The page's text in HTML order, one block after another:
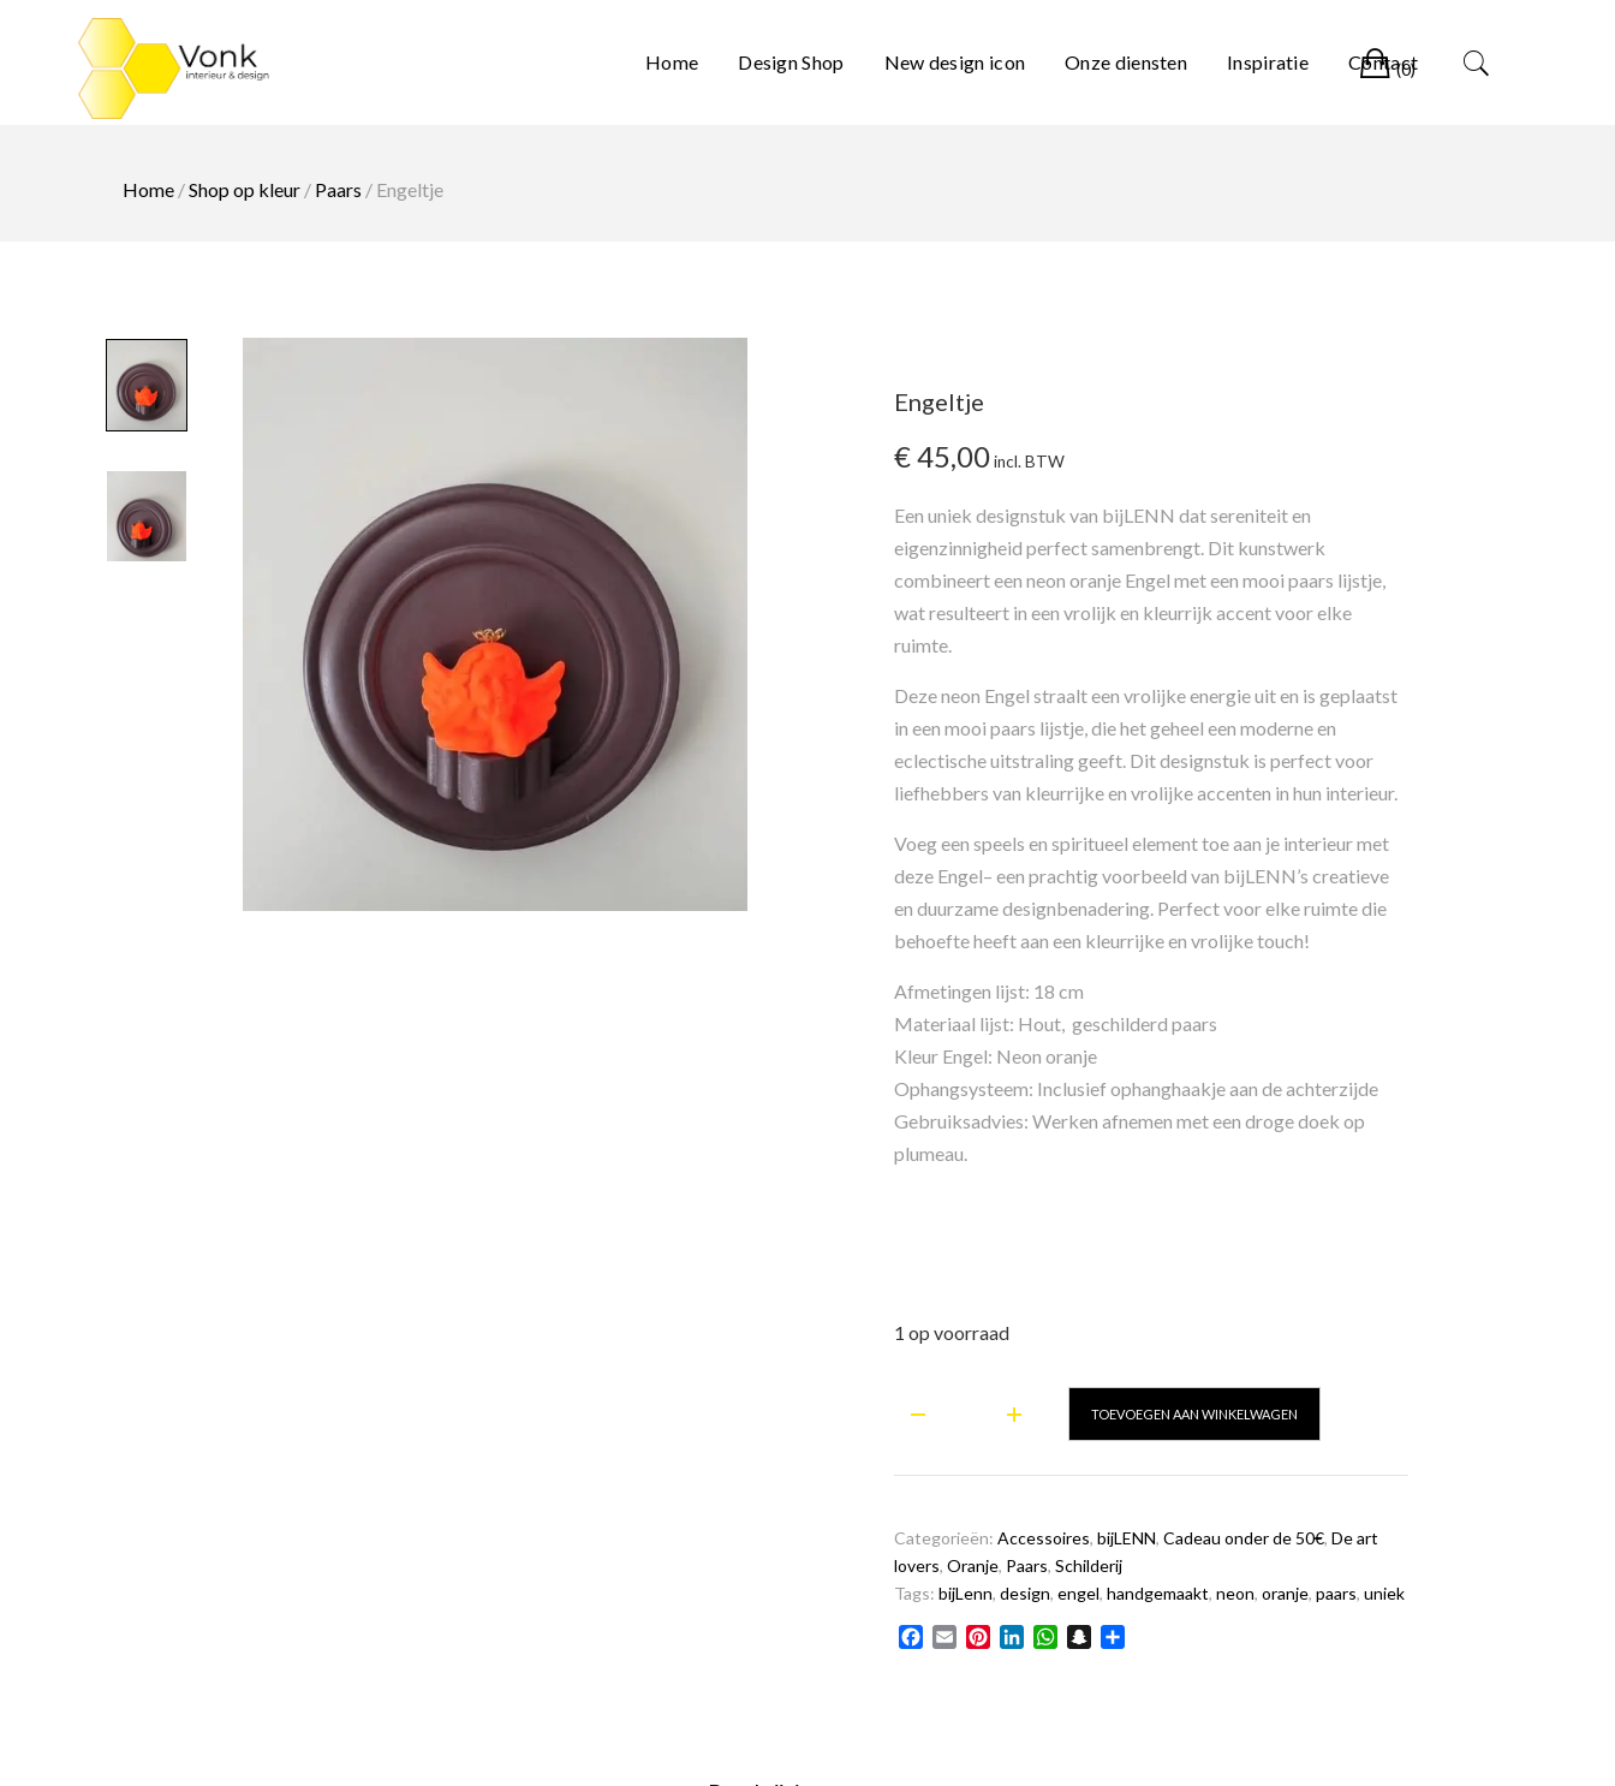
Home Design Shop New design icon Onze diensten Inspiratie ContactWinkelwagen
(0)
Home /Shop op kleur / Paars / Engeltje
Engeltje
€45,00 incl. BTW
Een uniek designstuk van bijLENN dat sereniteit en
eigenzinnigheid perfect samenbrengt. Dit kunstwerk
combineert een neon oranje Engel met een mooi paars lijstje,
wat resulteert in een vrolijk en kleurrijk accent voor elke
ruimte.
Deze neon Engel straalt een vrolijke energie uit en is geplaatst
in een mooi paars lijstje, die het geheel een moderne en
eclectische uitstraling geeft. Dit designstuk is perfect voor
liefhebbers van kleurrijke en vrolijke accenten in hun interieur.
Voeg een speels en spiritueel element toe aan je interieur met
deze Engel– een prachtig voorbeeld van bijLENN’s creatieve
en duurzame designbenadering. Perfect voor elke ruimte die
behoefte heeft aan een kleurrijke en vrolijke touch!
Afmetingen lijst: 18 cm
Materiaal lijst: Hout, geschilderd paars
Kleur Engel: Neon oranje
Ophangsysteem: Inclusief ophanghaakje aan de achterzijde
Gebruiksadvies: Werken afnemen met een droge doek op
plumeau.
1 op voorraad
TOEVOEGEN AAN WINKELWAGEN
Categorieën: Accessoires, bijLENN, Cadeau onder de 50€, De art
lovers, Oranje, Paars, Schilderij
Tags: bijLenn, design, engel, handgemaakt, neon, oranje, paars, uniek
Facebook
Email PinterestLinkedInWhatsApp
Snapchat